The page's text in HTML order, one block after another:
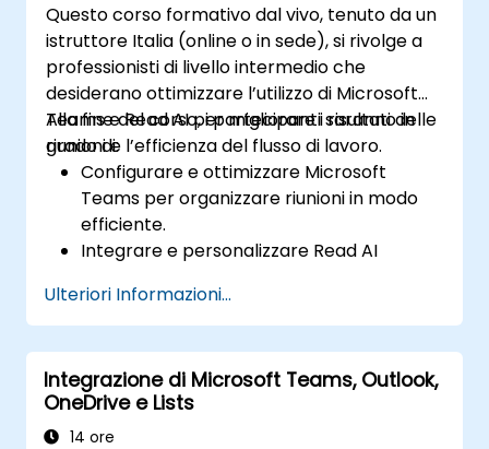
Questo corso formativo dal vivo, tenuto da un
istruttore Italia (online o in sede), si rivolge a
professionisti di livello intermedio che
desiderano ottimizzare l’utilizzo di Microsoft
Teams e Read AI per migliorare i risultati delle
riunioni e l’efficienza del flusso di lavoro.
Alla fine del corso, i partecipanti saranno in
grado di:
Configurare e ottimizzare Microsoft
Teams per organizzare riunioni in modo
efficiente.
Integrare e personalizzare Read AI
Sfruttare le funzionalità basate
sull’intelligenza artificiale, come sintesi
riassuntive, trascrizioni e analisi della
partecipazione.
Migliorare la collaborazione, il
tracciamento delle attività e le azioni
Ulteriori Informazioni...
Integrazione di Microsoft Teams, Outlook,
OneDrive e Lists
14 ore